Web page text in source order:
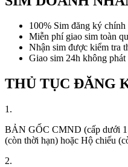
100% Sim đăng ký chính
Miễn phí giao sim toàn
Nhận sim được kiểm tra
Giao sim 24h không
THỦ TỤC ĐĂNG
1.
BẢN GỐC CMND (cấp dưới
(còn thời hạn) hoặc Hộ chiếu
2.